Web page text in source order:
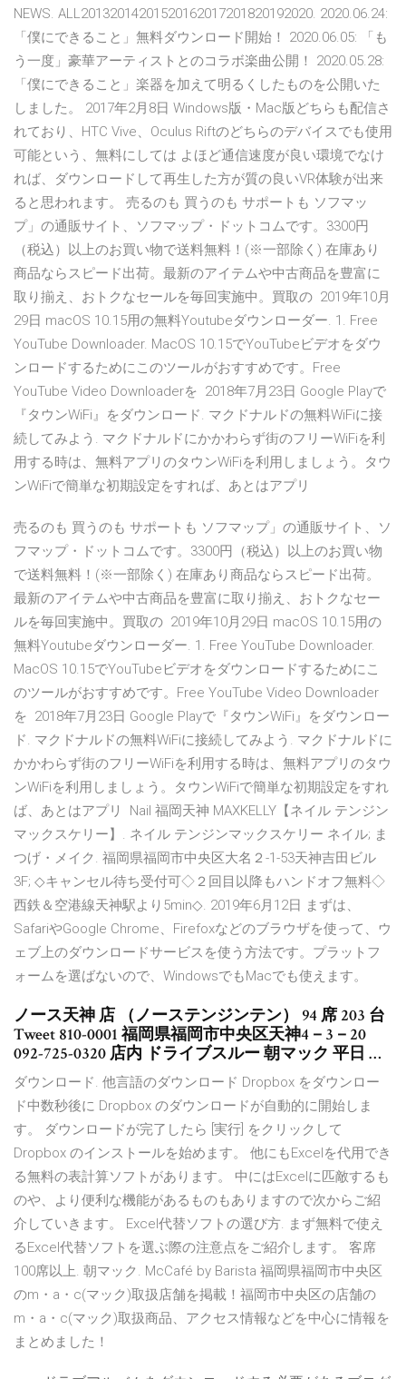
NEWS. ALL20132014201520162017201820192020. 2020.06.24:
「僕にできること」無料ダウンロード開始！ 2020.06.05: 「も
う一度」豪華アーティストとのコラボ楽曲公開！ 2020.05.28:
「僕にできること」楽器を加えて明るくしたものを公開いた
しました。 2017年2月8日 Windows版・Mac版どちらも配信さ
れており、HTC Vive、Oculus Riftのどちらのデバイスでも使用
可能という、無料にしては よほど通信速度が良い環境でなけ
れば、ダウンロードして再生した方が質の良いVR体験が出来
ると思われます。 売るのも 買うのも サポートも ソフマッ
プ」の通販サイト、ソフマップ・ドットコムです。3300円
（税込）以上のお買い物で送料無料！(※一部除く) 在庫あり
商品ならスピード出荷。最新のアイテムや中古商品を豊富に
取り揃え、おトクなセールを毎回実施中。買取の 2019年10月
29日 macOS 10.15用の無料Youtubeダウンローダー. 1. Free
YouTube Downloader. MacOS 10.15でYouTubeビデオをダウ
ンロードするためにこのツールがおすすめです。Free
YouTube Video Downloaderを 2018年7月23日 Google Playで
『タウンWiFi』をダウンロード. マクドナルドの無料WiFiに接
続してみよう. マクドナルドにかかわらず街のフリーWiFiを利
用する時は、無料アプリのタウンWiFiを利用しましょう。タウ
ンWiFiで簡単な初期設定をすれば、あとはアプリ
売るのも 買うのも サポートも ソフマップ」の通販サイト、ソ
フマップ・ドットコムです。3300円（税込）以上のお買い物
で送料無料！(※一部除く) 在庫あり商品ならスピード出荷。
最新のアイテムや中古商品を豊富に取り揃え、おトクなセー
ルを毎回実施中。買取の 2019年10月29日 macOS 10.15用の
無料Youtubeダウンローダー. 1. Free YouTube Downloader.
MacOS 10.15でYouTubeビデオをダウンロードするためにこ
のツールがおすすめです。Free YouTube Video Downloader
を 2018年7月23日 Google Playで『タウンWiFi』をダウンロー
ド. マクドナルドの無料WiFiに接続してみよう. マクドナルドに
かかわらず街のフリーWiFiを利用する時は、無料アプリのタウ
ンWiFiを利用しましょう。タウンWiFiで簡単な初期設定をすれ
ば、あとはアプリ Nail 福岡天神 MAXKELLY【ネイル テンジン
マックスケリー】. ネイル テンジンマックスケリー ネイル; ま
つげ・メイク. 福岡県福岡市中央区大名２-1-53天神吉田ビル
3F; ◇キャンセル待ち受付可◇２回目以降もハンドオフ無料◇
西鉄＆空港線天神駅より5min◇. 2019年6月12日 まずは、
SafariやGoogle Chrome、Firefoxなどのブラウザを使って、ウ
ェブ上のダウンロードサービスを使う方法です。プラットフ
ォームを選ばないので、WindowsでもMacでも使えます。
ノース天神 店 （ノーステンジンテン） 94 席 203 台
Tweet 810-0001 福岡県福岡市中央区天神4－3－20
092-725-0320 店内 ドライブスルー 朝マック 平日 …
ダウンロード. 他言語のダウンロード Dropbox をダウンロー
ド中数秒後に Dropbox のダウンロードが自動的に開始しま
す。 ダウンロードが完了したら [実行] をクリックして
Dropbox のインストールを始めます。 他にもExcelを代用でき
る無料の表計算ソフトがあります。 中にはExcelに匹敵するも
のや、より便利な機能があるものもありますので次からご紹
介していきます。 Excel代替ソフトの選び方. まず無料で使え
るExcel代替ソフトを選ぶ際の注意点をご紹介します。 客席
100席以上. 朝マック. McCafé by Barista 福岡県福岡市中央区
のm・a・c(マック)取扱店舗を掲載！福岡市中央区の店舗の
m・a・c(マック)取扱商品、アクセス情報などを中心に情報を
まとめました！